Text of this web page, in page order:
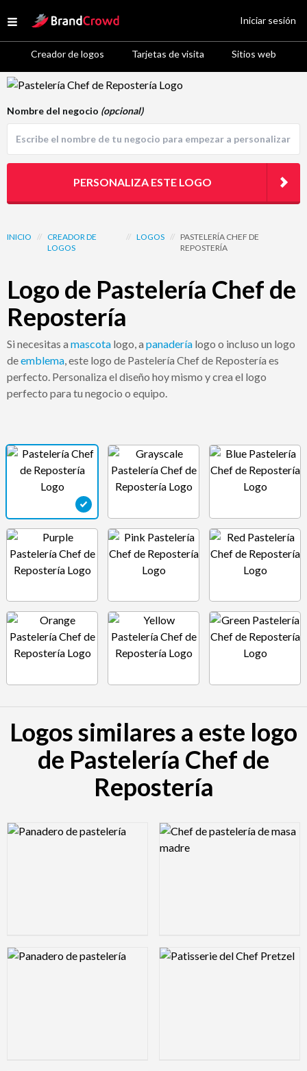
Open menu
Site Logo
Creador de logos Tarjetas de visita Sitios web
Iniciar sesión
Logo Template Preview
INICIO // CREADOR DE
LOGOS
// LOGOS //
PASTELERÍA CHEF DE
REPOSTERÍA
Logo de Pastelería Chef de
Repostería
Si necesitas a mascota logo, a panadería logo o incluso un logo
deemblema, este logo de Pastelería Chef de Repostería es
perfecto. Personaliza el diseño hoy mismo y crea el logo
perfecto para tu negocio o equipo.
Nombre del negocio (opcional)
PERSONALIZA ESTE LOGO
Logos similares a este logo
de Pastelería Chef de
Repostería
Logo Preview Image Logo Preview Image
Logo Preview Image Logo Preview Image